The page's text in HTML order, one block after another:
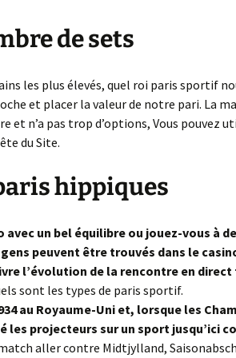
de sets
les plus élevés, quel roi paris sportif
et placer la valeur de notre pari. La
et n’a pas trop d’options, Vous pouvez
du Site.
hippiques
avec un bel équilibre ou jouez-vous à
peuvent être trouvés dans le
l’évolution de la rencontre en
sont les types de paris sportif.
au Royaume-Uni et, lorsque les
les projecteurs sur un sport jusqu’ici
aller contre Midtjylland,